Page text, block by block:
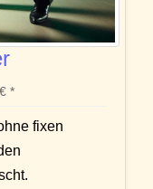
*
fixen